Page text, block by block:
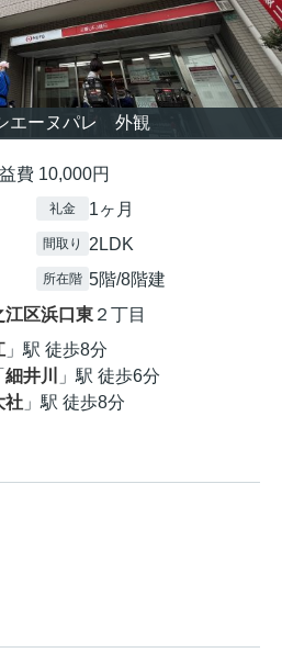
エーヌパレ 外観
費 10,000円
礼金 1ヶ月
間取り 2LDK
所在階 5階/8階建
江区浜口東 ２丁目
」駅 徒歩8分
細井川
」駅 徒歩6分
社 」駅 徒歩8分